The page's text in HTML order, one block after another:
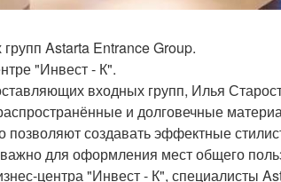
Astarta Entrance Group.
"Инвест - К".
входных групп, Илья
и долговечные
позволяют создавать эффектные
для оформления мест общего
центра "Инвест - К", специалисты